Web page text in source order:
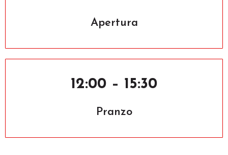
Apertura
12:00 – 15:30
Pranzo